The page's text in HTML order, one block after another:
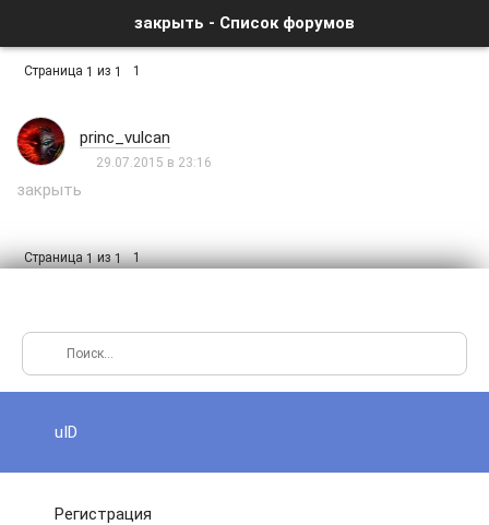
закрыть - Список форумов
Страница 1 из 1 1
princ_vulcan
29.07.2015 в 23:16
закрыть
Страница1из1 1
uID
Регистрация